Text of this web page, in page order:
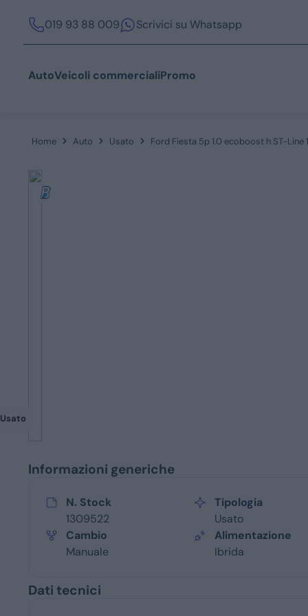
019 93 88 009 Scrivici su Whatsapp
AutoVeicoli commercialiPromo
Home Auto Usato Ford Fiesta 5p 1.0 ecoboost h ST-Line
Usato
Informazioni generiche
N. Stock
1309522
Tipologia
Usato
Cambio
Manuale
Alimentazione
Ibrida
Dati tecnici